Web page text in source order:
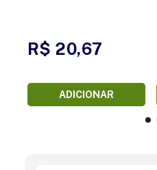
R$ 20,67
ADICIONAR